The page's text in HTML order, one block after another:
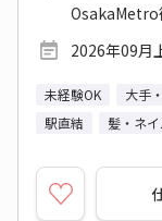
OsakaMetro
2026年09月
未経験OK 大手
駅直結
髪・ネ